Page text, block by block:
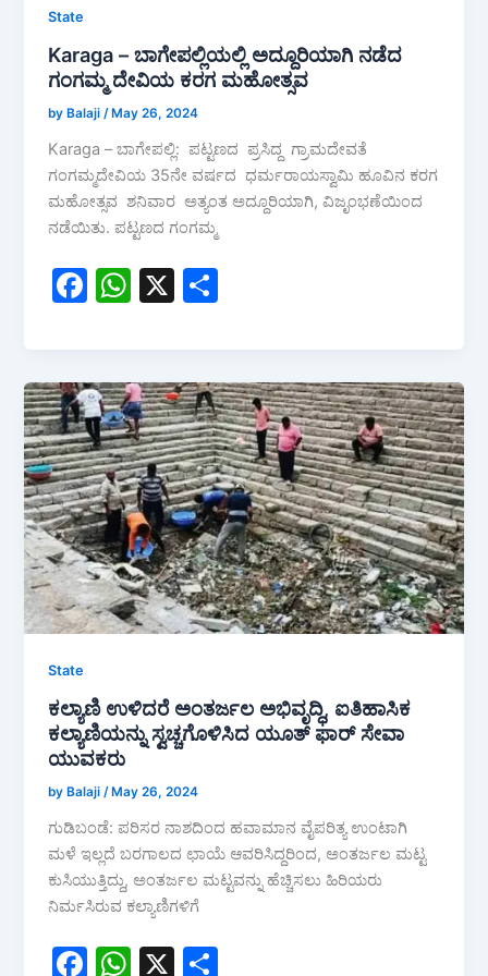
State
Karaga – ಬಾಗೇಪಲ್ಲಿಯಲ್ಲಿ ಅದ್ದೂರಿಯಾಗಿ ನಡೆದ
ಗಂಗಮ್ಮ ದೇವಿಯ ಕರಗ ಮಹೋತ್ಸವ
by Balaji/ May 26, 2024
Karaga – ಬಾಗೇಪಲ್ಲಿ: ಪಟ್ಟಣದ ಪ್ರಸಿದ್ದ ಗ್ರಾಮದೇವತೆ
ಗಂಗಮ್ಮದೇವಿಯ 35ನೇ ವರ್ಷದ ಧರ್ಮರಾಯಸ್ವಾಮಿ ಹೂವಿನ ಕರಗ
ಮಹೋತ್ಸವ ಶನಿವಾರ ಅತ್ಯಂತ ಅದ್ದೂರಿಯಾಗಿ, ವಿಜೃಂಭಣೆಯಿಂದ
ನಡೆಯಿತು. ಪಟ್ಟಣದ ಗಂಗಮ್ಮ
F
e
b
o
o
k
W
s
A
p
p
X
e
State
ಕಲ್ಯಾಣಿ ಉಳಿದರೆ ಅಂತರ್ಜಲ ಅಭಿವೃದ್ಧಿ, ಐತಿಹಾಸಿಕ
ಕಲ್ಯಾಣಿಯನ್ನು ಸ್ವಚ್ಚಗೊಳಿಸಿದ ಯೂತ್ ಫಾರ್ ಸೇವಾ
ಯುವಕರು
by Balaji/ May 26, 2024
ಗುಡಿಬಂಡೆ: ಪರಿಸರ ನಾಶದಿಂದ ಹವಾಮಾನ ವೈಪರಿತ್ಯ ಉಂಟಾಗಿ
ಮಳೆ ಇಲ್ಲದೆ ಬರಗಾಲದ ಛಾಯೆ ಆವರಿಸಿದ್ದರಿಂದ, ಅಂತರ್ಜಲ ಮಟ್ಟ
ಕುಸಿಯುತ್ತಿದ್ದು, ಅಂತರ್ಜಲ ಮಟ್ಟವನ್ನು ಹೆಚ್ಚಿಸಲು ಹಿರಿಯರು
ನಿರ್ಮಸಿರುವ ಕಲ್ಯಾಣಿಗಳಿಗೆ
F W X